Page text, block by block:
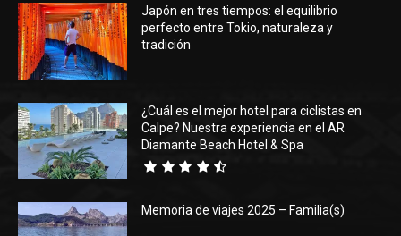
Japón en tres tiempos: el equilibrio
perfecto entre Tokio, naturaleza y
tradición
¿Cuál es el mejor hotel para ciclistas en
Calpe? Nuestra experiencia en el AR
Diamante Beach Hotel & Spa
Memoria de viajes 2025 – Familia(s)